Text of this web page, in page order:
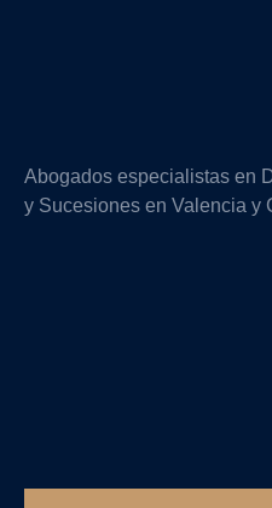
Abogados especialistas en
y Sucesiones en Valencia y